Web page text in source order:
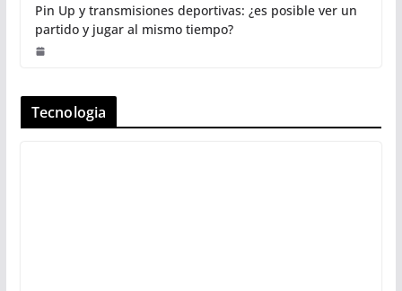
Pin Up y transmisiones deportivas: ¿es posible ver un
partido y jugar al mismo tiempo?
Tecnologia